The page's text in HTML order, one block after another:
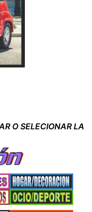
O SELECIONAR LA